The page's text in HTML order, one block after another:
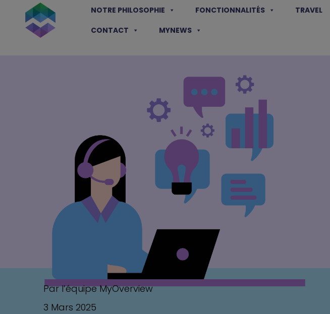
contenu
NOTRE PHILOSOPHIE FONCTIONNALITÉS TRAVEL
CONTACT
MYNEWS
Par l’équipe MyOverview
3 Mars 2025